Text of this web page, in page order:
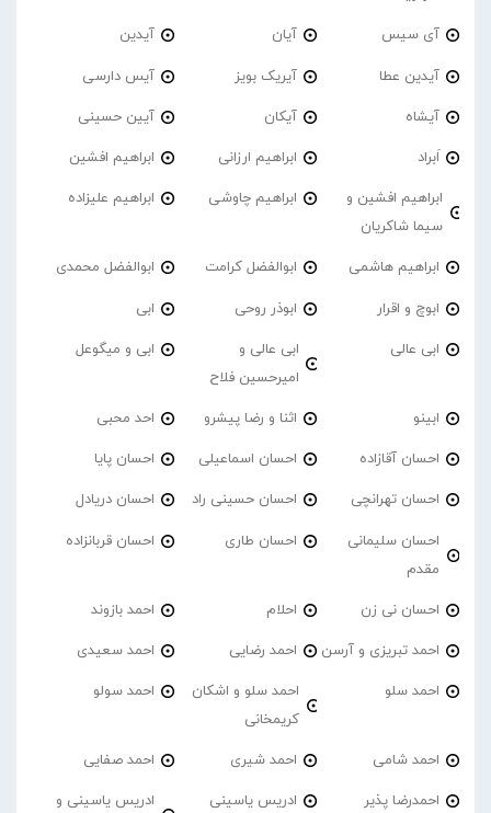
آی سیس آیان آیدین
آیدین عطا آیریک بویز آیس دارسی
آیشاه آیکان آیین حسینی
اَبراد ابراهیم ارزانی ابراهیم افشین
ابراهیم افشین و
سیما شاکریان
ابراهیم چاوشی ابراهیم علیزاده
ابراهیم هاشمی ابوالفضل کرامت ابوالفضل محمدی
ابوچ و اقرار ابوذر روحی ابی
ابی عالی
ابی عالی و
امیرحسین فلاح
ابی و میگوعل
ابینو اثنا و رضا پیشرو احد محبی
احسان آقازاده احسان اسماعیلی احسان پایا
احسان تهرانچی احسان حسینی راد احسان دریادل
احسان سلیمانی
مقدم
احسان طاری احسان قربانزاده
احسان نی زن احلام احمد بازوند
احمد تبریزی و آرسن احمد‌ رضایی احمد سعیدی
احمد سلو
احمد سلو و اشکان
کریمخانی
احمد سولو
احمد شامی احمد شیری احمد صفایی
احمدرضا پذیر ادریس یاسینی
ادریس یاسینی و